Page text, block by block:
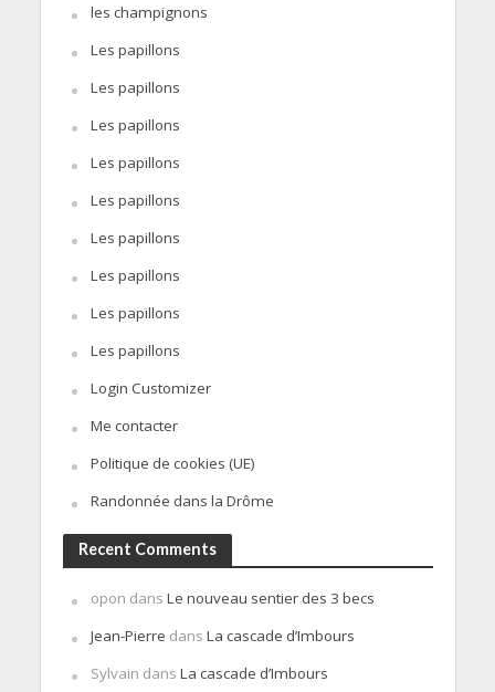
les champignons
Les papillons
Les papillons
Les papillons
Les papillons
Les papillons
Les papillons
Les papillons
Les papillons
Les papillons
Login Customizer
Me contacter
Politique de cookies (UE)
Randonnée dans la Drôme
Recent Comments
opon dans Le nouveau sentier des 3 becs
Jean-Pierre dans La cascade d’Imbours
Sylvain dans La cascade d’Imbours